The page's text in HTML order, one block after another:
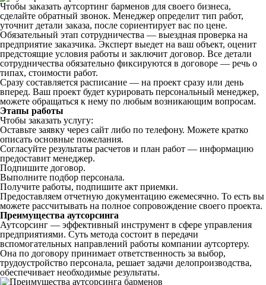
Чтобы заказать аутсортинг барменов для своего бизнеса,
сделайте обратный звонок. Менеджер определит тип работ,
уточнит детали заказа, после сориентирует вас по цене.
Обязательный этап сотрудничества — выездная проверка на
предприятие заказчика. Эксперт выедет на ваш объект, оценит
предстоящие условия работы и заключит договор. Все детали
сотрудничества обязательно фиксируются в договоре — речь о
типах, стоимости работ.
Сразу составляется расписание — на проект сразу или день
вперед. Ваш проект будет курировать персональный менеджер,
можете обращаться к нему по любым возникающим вопросам.
Этапы работы
Чтобы заказать услугу:
Оставьте заявку через сайт либо по телефону. Можете кратко
описать основные пожелания.
Согласуйте результаты расчетов и план работ — информацию
предоставит менеджер.
Подпишите договор.
Выполните подбор персонала.
Получите работы, подпишите акт приемки.
Предоставляем отчетную документацию ежемесячно. То есть вы
можете рассчитывать на полное сопровождение своего проекта.
Преимущества аутсорсинга
Аутсорсинг — эффективный инструмент в сфере управления
предприятиями. Суть метода состоит в передачи
вспомогательных направлений работы компании аутсортеру.
Она по договору принимает ответственность за выбор,
трудоустройство персонала, решает задачи делопроизводства,
обеспечивает необходимые результаты.